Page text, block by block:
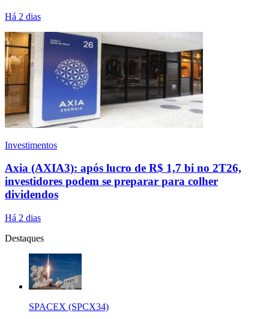
Há 2 dias
Investimentos
Axia (AXIA3): após lucro de R$ 1,7 bi no 2T26,
investidores podem se preparar para colher
dividendos
Há 2 dias
Destaques
SPACEX (SPCX34)